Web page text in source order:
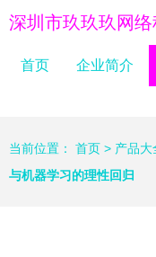
深圳市玖玖玖网络
首页 企业简介
当前位置： 首页 > 产品大
与机器学习的理性回归